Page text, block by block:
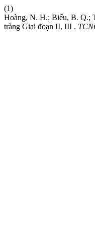
(1)
Hoàng, N. H.; Biểu, B. Q.;
tràng Giai đoạn II, III .